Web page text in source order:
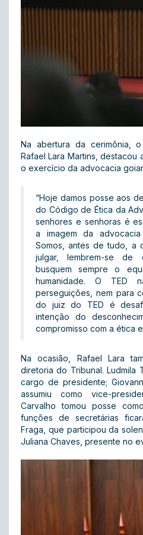
Na abertura da cerimônia, o
Rafael Lara Martins, destacou
o exercício da advocacia
“Hoje damos posse aos
do Código de Ética da
senhores e senhoras é
a imagem da
Somos, antes de tudo, a
julgar, lembrem-se
busquem sempre o
humanidade. O TED
perseguições, nem para
do juiz do TED é
intenção do
compromisso com a ética
Na ocasião, Rafael Lara
diretoria do Tribunal. Ludmila
cargo de presidente;
assumiu como vice-
Carvalho tomou posse
funções de secretárias
Fraga, que participou da
Juliana Chaves, presente no